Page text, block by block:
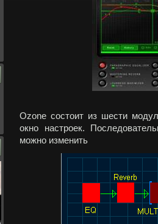
Оzone состоит из шести
окно настроек.
можно изменить